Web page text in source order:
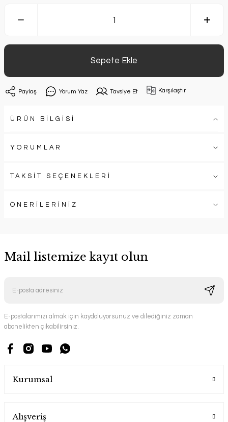
Sepete Ekle
Paylaş Yorum Yaz Tavsiye Et Karşılaştır
ÜRÜN BİLGİSİ
YORUMLAR
TAKSİT SEÇENEKLERİ
ÖNERİLERİNİZ
Mail listemize kayıt olun
E-postalarımızı almak için kaydoluyorsunuz ve dilediğiniz zaman
abonelikten çıkabilirsiniz.
Kurumsal
Alışveriş